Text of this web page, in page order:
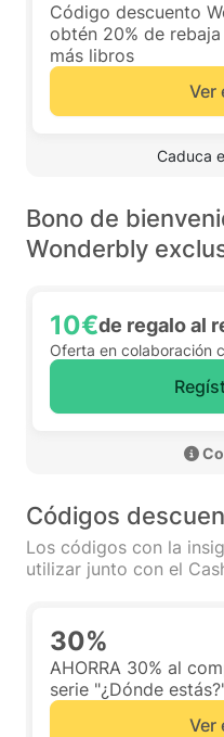
Código descuento
obtén 20% de
más libros
Ver
Caduca
Bono de
Wonderbly
10€de regalo al
Oferta en colaboración
Códigos
Los códigos con la
utilizar junto con el
30%
AHORRA 30% al
serie "¿Dónde
Ver